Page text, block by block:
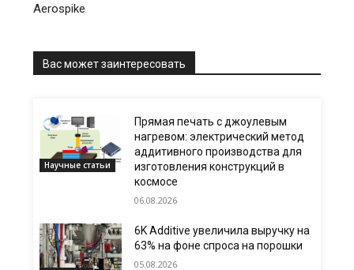
Aerospike
Вас может заинтересовать
Научные статьи
Прямая печать с джоулевым
нагревом: электрический метод
аддитивного производства для
изготовления конструкций в
космосе
06.08.2026
6K Additive увеличила выручку на
63% на фоне спроса на порошки
05.08.2026